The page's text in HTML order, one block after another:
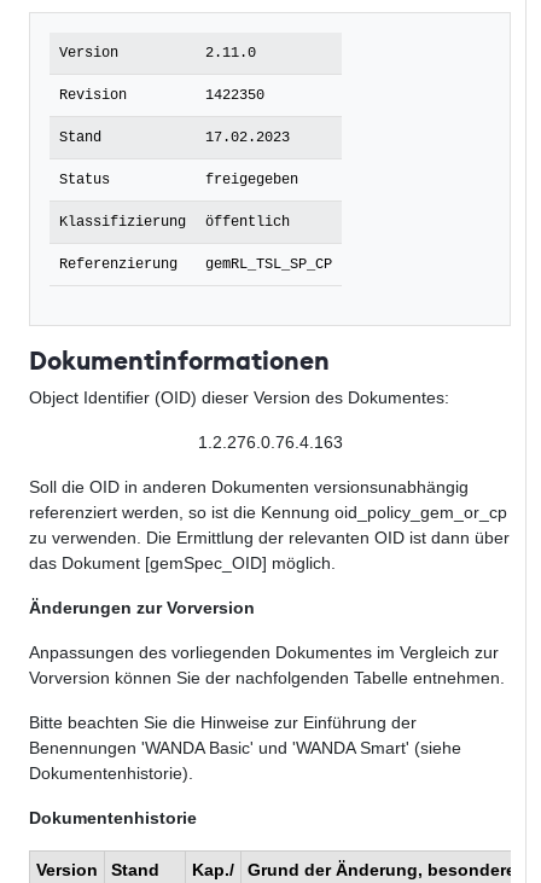
Version 2.11.0
Revision 1422350
Stand 17.02.2023
Status freigegeben
Klassifizierung öffentlich
Referenzierung gemRL_TSL_SP_CP
Dokumentinformationen
Object Identifier (OID) dieser Version des Dokumentes:
1.2.276.0.76.4.163
Soll die OID in anderen Dokumenten versionsunabhängig
referenziert werden, so ist die Kennung oid_policy_gem_or_cp
zu verwenden. Die Ermittlung der relevanten OID ist dann über
das Dokument [gemSpec_OID] möglich.
Änderungen zur Vorversion
Anpassungen des vorliegenden Dokumentes im Vergleich zur
Vorversion können Sie der nachfolgenden Tabelle entnehmen.
Bitte beachten Sie die Hinweise zur Einführung der
Benennungen 'WANDA Basic' und 'WANDA Smart' (siehe
Dokumentenhistorie).
Dokumentenhistorie
Version Stand
Kap./
Grund der Änderung, besondere